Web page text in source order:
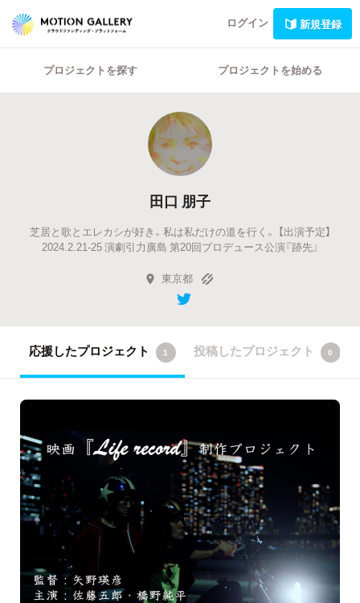
ログイン 新規登録
プロジェクトを探す プロジェクトを始める
田口 朋子
芝居と歌とエレカシが好き。私は私だけの道を行く。 【出演予定】
2024.2.21-25 演劇引力廣島 第20回プロデュース公演『跡先』
東京都
応援したプロジェクト 1 投稿したプロジェクト 0